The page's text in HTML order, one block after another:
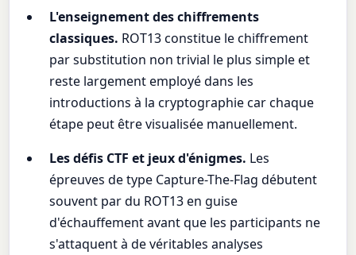
L'enseignement des chiffrements
classiques. ROT13 constitue le chiffrement
par substitution non trivial le plus simple et
reste largement employé dans les
introductions à la cryptographie car chaque
étape peut être visualisée manuellement.
Les défis CTF et jeux d'énigmes. Les
épreuves de type Capture-The-Flag débutent
souvent par du ROT13 en guise
d'échauffement avant que les participants ne
s'attaquent à de véritables analyses